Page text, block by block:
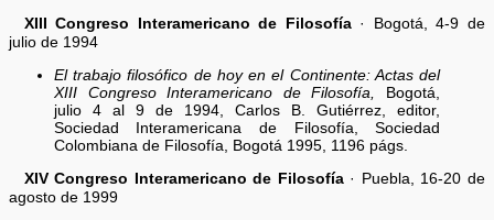
XIII Congreso Interamericano de Filosofía· Bogotá, 4-9 de
julio de 1994
El trabajo filosófico de hoy en el Continente: Actas del
XIII Congreso Interamericano de Filosofía,
Bogotá,
julio 4 al 9 de 1994, Carlos B. Gutiérrez, editor,
Sociedad Interamericana de Filosofía, Sociedad
Colombiana de Filosofía, Bogotá 1995, 1196 págs.
XIV Congreso Interamericano de Filosofía· Puebla, 16-20 de
agosto de 1999